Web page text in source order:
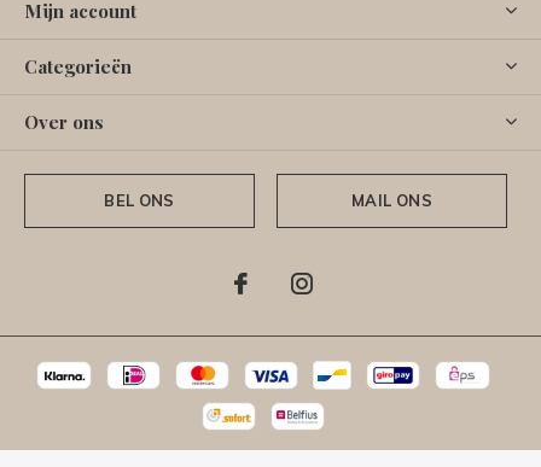
Mijn account
Categorieën
Over ons
BEL ONS MAIL ONS